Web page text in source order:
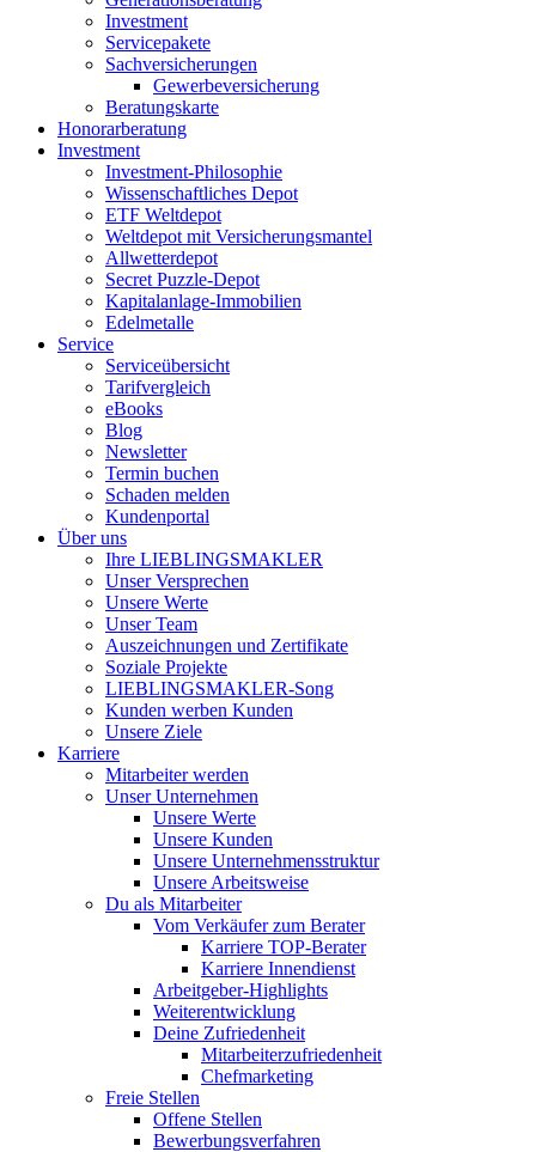
Investment
Servicepakete
Sachversicherungen
Gewerbeversicherung
Beratungskarte
Honorarberatung
Investment
Investment-Philosophie
Wissenschaftliches Depot
ETF Weltdepot
Weltdepot mit Versicherungsmantel
Allwetterdepot
Secret Puzzle-Depot
Kapitalanlage-Immobilien
Edelmetalle
Service
Serviceübersicht
Tarifvergleich
eBooks
Blog
Newsletter
Termin buchen
Schaden melden
Kundenportal
Über uns
Ihre LIEBLINGSMAKLER
Unser Versprechen
Unsere Werte
Unser Team
Auszeichnungen und Zertifikate
Soziale Projekte
LIEBLINGSMAKLER-Song
Kunden werben Kunden
Unsere Ziele
Karriere
Mitarbeiter werden
Unser Unternehmen
Unsere Werte
Unsere Kunden
Unsere Unternehmensstruktur
Unsere Arbeitsweise
Du als Mitarbeiter
Vom Verkäufer zum Berater
Karriere TOP-Berater
Karriere Innendienst
Arbeitgeber-Highlights
Weiterentwicklung
Deine Zufriedenheit
Mitarbeiterzufriedenheit
Chefmarketing
Freie Stellen
Offene Stellen
Bewerbungsverfahren